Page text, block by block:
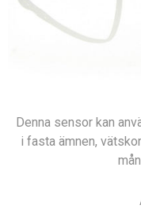
Denna sensor kan
i fasta ämnen,